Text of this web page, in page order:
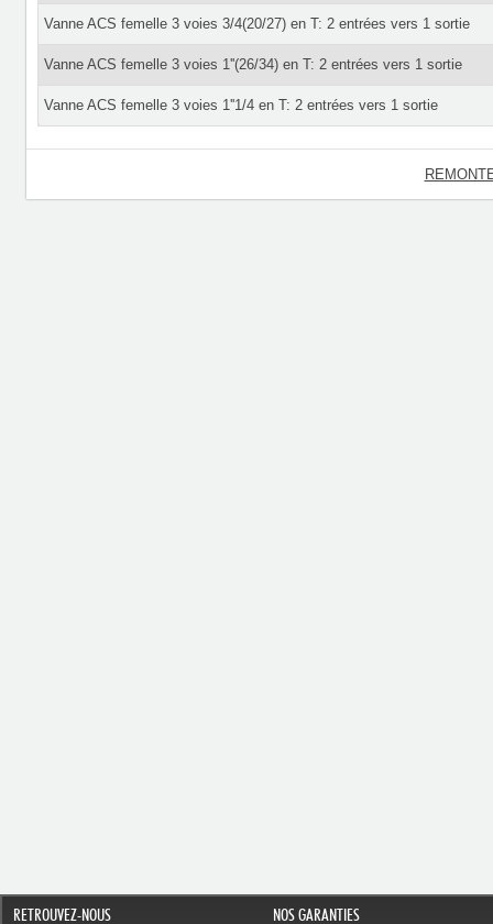
Vanne ACS femelle 3 voies 3/4(20/27) en T: 2 entrées vers 1 sortie
Vanne ACS femelle 3 voies 1''(26/34) en T: 2 entrées vers 1 sortie
Vanne ACS femelle 3 voies 1''1/4 en T: 2 entrées vers 1 sortie
RETROUVEZ-NOUS NOS GARANTIES